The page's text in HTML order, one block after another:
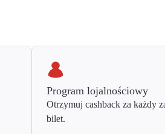
Program lojalnościowy
Otrzymuj cashback za każdy
bilet.